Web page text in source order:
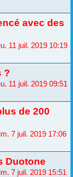
avec des
11 juil. 2019 10:19
?
11 juil. 2019 09:51
de 200
7 juil. 2019 17:06
Duotone
7 juil. 2019 15:51